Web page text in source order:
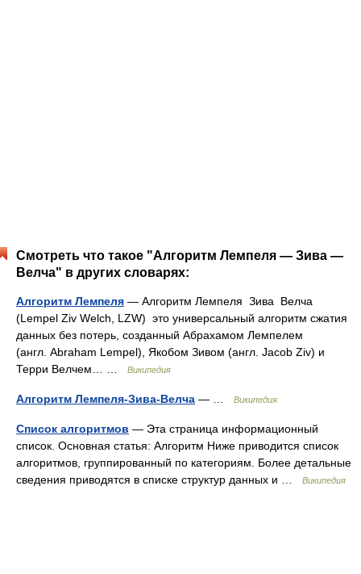
Смотреть что такое "Алгоритм Лемпеля — Зива —
Велча" в других словарях:
Алгоритм Лемпеля — Алгоритм Лемпеля Зива Велча
(Lempel Ziv Welch, LZW) это универсальный алгоритм сжатия
данных без потерь, созданный Абрахамом Лемпелем
(англ. Abraham Lempel), Якобом Зивом (англ. Jacob Ziv) и
Терри Велчем… …
Википедия
Алгоритм Лемпеля-Зива-Велча — … Википедия
Список алгоритмов — Эта страница информационный
список. Основная статья: Алгоритм Ниже приводится список
алгоритмов, группированный по категориям. Более детальные
сведения приводятся в списке структур данных и …
Википедия